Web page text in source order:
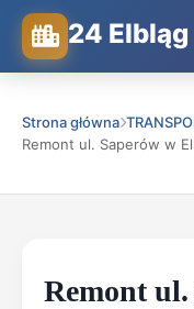
24 Elbląg
Strona główna
Remont ul. Saperów w
Remont